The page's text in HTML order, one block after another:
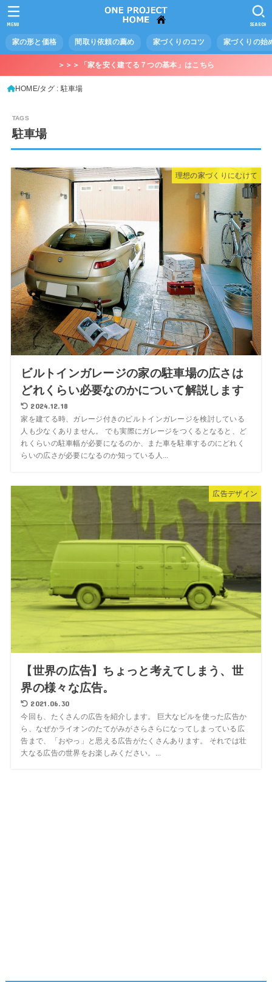
家の形と価格 間取り依頼の薦め 家づくりのコツ 家づくりの始
SEARCH
MENU
＞＞＞「家を安く建てる７つの基本」はこちら
HOME タグ : 駐車場
駐車場
理想の家づくりにむけて
ビルトインガレージの家の駐車場の広さは
どれくらい必要なのかについて解説します
2024.12.18
家を建てる時、ガレージ付きのビルトインガレージを検討している
人も少なくありません。 でも実際にガレージをつくるとなると、ど
れくらいの駐車幅が必要になるのか、また車を駐車するのにどれく
らいの広さが必要になるのか知っている人...
広告デザイン
【世界の広告】ちょっと考えてしまう、世
界の様々な広告。
2021.06.30
今回も、たくさんの広告を紹介します。 巨大なビルを使った広告か
ら、なぜかライオンのたてがみがさらさらになってしまっている広
告まで、「おやっ」と思える広告がたくさんあります。 それでは壮
大なる広告の世界をお楽しみください。...